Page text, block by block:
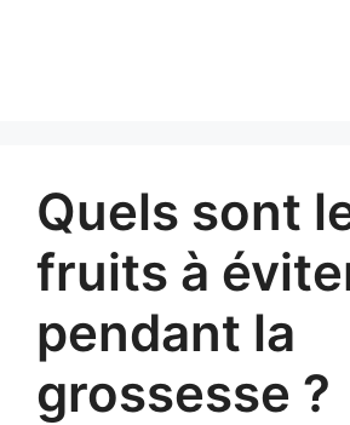
Quels sont
fruits à
pendant la
grossesse ?